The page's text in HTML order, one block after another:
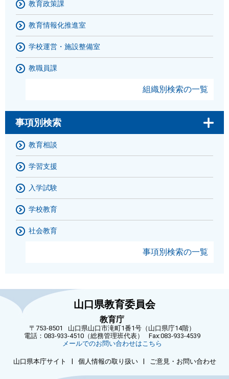
教育政策課
教育情報化推進室
学校運営・施設整備室
教職員課
組織別検索の一覧
事項別検索
教育相談
学習支援
入学試験
学校教育
社会教育
事項別検索の一覧
山口県教育委員会
教育庁
〒753-8501
山口県山口市滝町1番1号（山口県庁14階）
電話：083-933-4510（総務管理班代表）
Fax:083-933-4539
メールでのお問い合わせはこちら
山口県本庁サイト | 個人情報の取り扱い | ご意見・お問い合わせ